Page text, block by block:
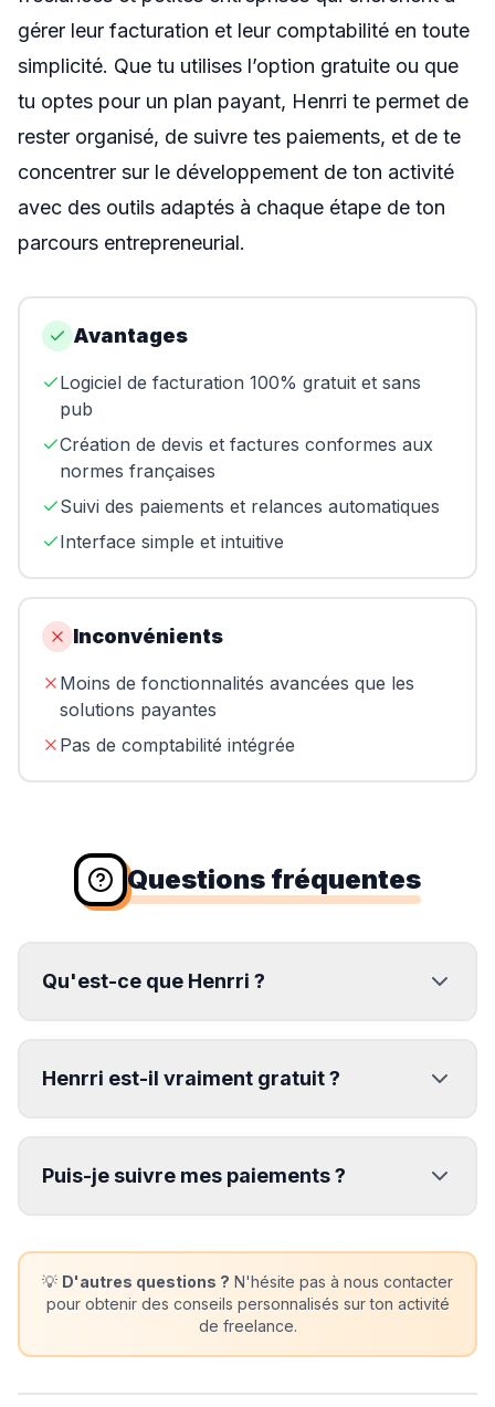
gérer leur facturation et leur comptabilité en toute
simplicité. Que tu utilises l’option gratuite ou que
tu optes pour un plan payant, Henrri te permet de
rester organisé, de suivre tes paiements, et de te
concentrer sur le développement de ton activité
avec des outils adaptés à chaque étape de ton
parcours entrepreneurial.
Avantages
Logiciel de facturation 100% gratuit et sans
pub
Création de devis et factures conformes aux
normes françaises
Suivi des paiements et relances automatiques
Interface simple et intuitive
Inconvénients
Moins de fonctionnalités avancées que les
solutions payantes
Pas de comptabilité intégrée
Questions fréquentes
Qu'est-ce que Henrri ?
Henrri est-il vraiment gratuit ?
Puis-je suivre mes paiements ?
💡 D'autres questions ? N'hésite pas à nous contacter
pour obtenir des conseils personnalisés sur ton activité
de freelance.